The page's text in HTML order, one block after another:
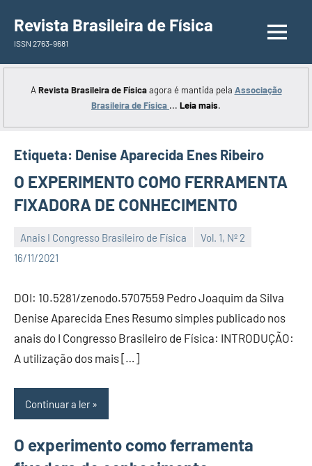
para
conteúdo
Revista Brasileira de Física
ISSN 2763-9681
A Revista Brasileira de Físicaagora é mantida pela Associação
Brasileira de Física ... Leia mais.
Etiqueta: Denise Aparecida Enes Ribeiro
O EXPERIMENTO COMO FERRAMENTA
FIXADORA DE CONHECIMENTO
Anais I Congresso Brasileiro de Física
Vol. 1, Nº 2
16/11/2021
Editor
DOI: 10.5281/zenodo.5707559 Pedro Joaquim da Silva
Denise Aparecida Enes Resumo simples publicado nos
anais do I Congresso Brasileiro de Física: INTRODUÇÃO:
A utilização dos mais […]
Continuar a ler
O experimento como ferramenta